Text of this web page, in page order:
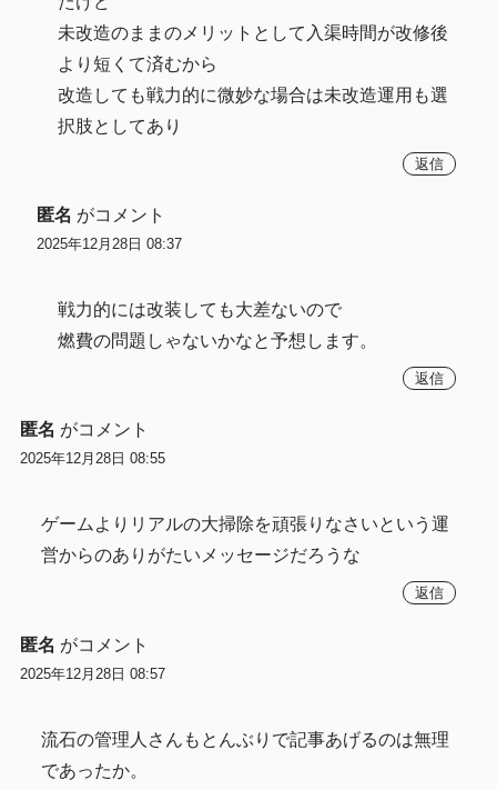
未改造のままのメリットとして入渠時間が改修後
より短くて済むから
改造しても戦力的に微妙な場合は未改造運用も選
択肢としてあり
返信
匿名 がコメント
2025年12月28日 08:37
戦力的には改装しても大差ないので
燃費の問題しゃないかなと予想します。
返信
匿名 がコメント
2025年12月28日 08:55
ゲームよりリアルの大掃除を頑張りなさいという運
営からのありがたいメッセージだろうな
返信
匿名 がコメント
2025年12月28日 08:57
流石の管理人さんもとんぶりで記事あげるのは無理
であったか。